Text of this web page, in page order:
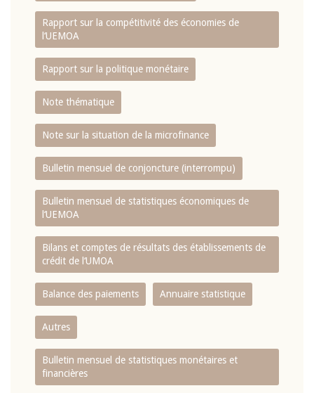
Rapport sur la compétitivité des économies de
l‘UEMOA
Rapport sur la politique monétaire
Note thématique
Note sur la situation de la microfinance
Bulletin mensuel de conjoncture (interrompu)
Bulletin mensuel de statistiques économiques de
l‘UEMOA
Bilans et comptes de résultats des établissements de
crédit de l‘UMOA
Balance des paiements Annuaire statistique
Autres
Bulletin mensuel de statistiques monétaires et
financières